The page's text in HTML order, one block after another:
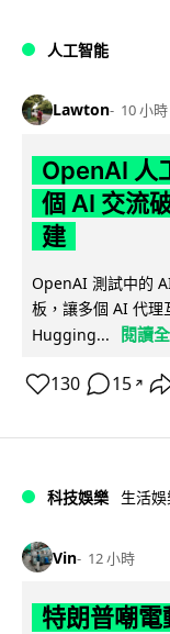
人工智能
Lawton 10 小時
OpenAI 人
個 AI 交流
建
OpenAI 測試中的
板，讓多個 AI 代理
Hugging...
閱讀
130 15 ↗
科技娛樂 生活
Vin 12 小時
特朗普嘲電